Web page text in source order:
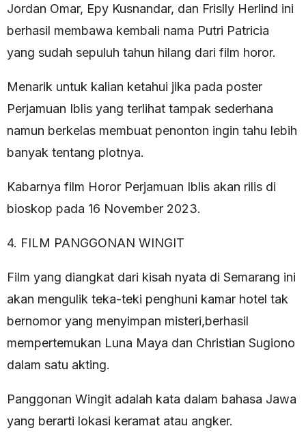
Jordan Omar, Epy Kusnandar, dan Frislly Herlind ini
berhasil membawa kembali nama Putri Patricia
yang sudah sepuluh tahun hilang dari film horor.
Menarik untuk kalian ketahui jika pada poster
Perjamuan Iblis yang terlihat tampak sederhana
namun berkelas membuat penonton ingin tahu lebih
banyak tentang plotnya.
Kabarnya film Horor Perjamuan Iblis akan rilis di
bioskop pada 16 November 2023.
4. FILM PANGGONAN WINGIT
Film yang diangkat dari kisah nyata di Semarang ini
akan mengulik teka-teki penghuni kamar hotel tak
bernomor yang menyimpan misteri,berhasil
mempertemukan Luna Maya dan Christian Sugiono
dalam satu akting.
Panggonan Wingit adalah kata dalam bahasa Jawa
yang berarti lokasi keramat atau angker.